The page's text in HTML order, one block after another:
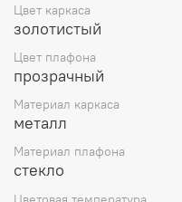
Цвет каркаса
золотистый
Цвет плафона
прозрачный
Материал каркаса
металл
Материал плафона
стекло